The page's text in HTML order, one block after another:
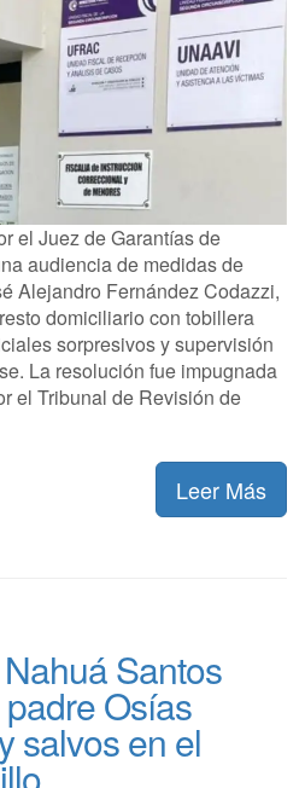
el Juez de Garantías de
audiencia de medidas de
Alejandro Fernández Codazzi,
domiciliario con tobillera
sorpresivos y supervisión
La resolución fue impugnada
el Tribunal de Revisión de
Leer Más
Santos
Osías
salvos en el